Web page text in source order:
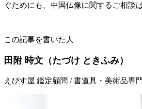
ぐためにも、中国仏像に関するご相談
この記事を書いた人
田附 時文 （たづけ ときふみ）
えびす屋 鑑定顧問 / 書道具・美術品専